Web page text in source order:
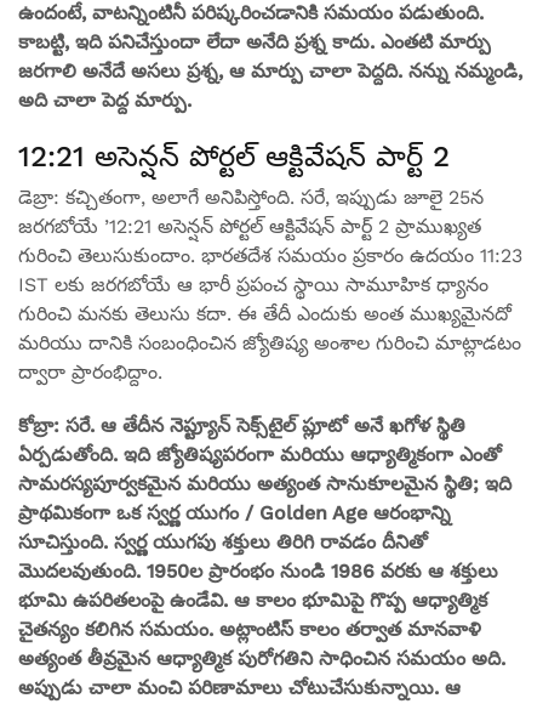
ఉందంటే, వాటన్నింటినీ పరిష్కరించడానికి సమయం పడుతుంది.
కాబట్టి, ఇది పనిచేస్తుందా లేదా అనేది ప్రశ్న కాదు. ఎంతటి మార్పు
జరగాలి అనేదే అసలు ప్రశ్న, ఆ మార్పు చాలా పెద్దది. నన్ను నమ్మండి,
అది చాలా పెద్ద మార్పు.
12:21 అసెన్షన్ పోర్టల్ ఆక్టివేషన్ పార్ట్ 2
డెబ్రా: కచ్చితంగా, అలాగే అనిపిస్తోంది. సరే, ఇప్పుడు జూలై 25న
జరగబోయే ’12:21 అసెన్షన్ పోర్టల్ ఆక్టివేషన్ పార్ట్ 2 ప్రాముఖ్యత
గురించి తెలుసుకుందాం. భారతదేశ సమయం ప్రకారం ఉదయం 11:23
IST లకు జరగబోయే ఆ భారీ ప్రపంచ స్థాయి సామూహిక ధ్యానం
గురించి మనకు తెలుసు కదా. ఈ తేదీ ఎందుకు అంత ముఖ్యమైనదో
మరియు దానికి సంబంధించిన జ్యోతిష్య అంశాల గురించి మాట్లాడటం
ద్వారా ప్రారంభిద్దాం.
కోబ్రా: సరే. ఆ తేదీన నెప్ట్యూన్ సెక్స్‌టైల్ ప్లూటో అనే ఖగోళ స్థితి
ఏర్పడుతోంది. ఇది జ్యోతిష్యపరంగా మరియు ఆధ్యాత్మికంగా ఎంతో
సామరస్యపూర్వకమైన మరియు అత్యంత సానుకూలమైన స్థితి; ఇది
ప్రాథమికంగా ఒక స్వర్ణ యుగం / Golden Age ఆరంభాన్ని
సూచిస్తుంది. స్వర్ణ యుగపు శక్తులు తిరిగి రావడం దీనితో
మొదలవుతుంది. 1950ల ప్రారంభం నుండి 1986 వరకు ఆ శక్తులు
భూమి ఉపరితలంపై ఉండేవి. ఆ కాలం భూమిపై గొప్ప ఆధ్యాత్మిక
చైతన్యం కలిగిన సమయం. అట్లాంటిస్ కాలం తర్వాత మానవాళి
అత్యంత తీవ్రమైన ఆధ్యాత్మిక పురోగతిని సాధించిన సమయం అది.
అప్పుడు చాలా మంచి పరిణామాలు చోటుచేసుకున్నాయి. ఆ